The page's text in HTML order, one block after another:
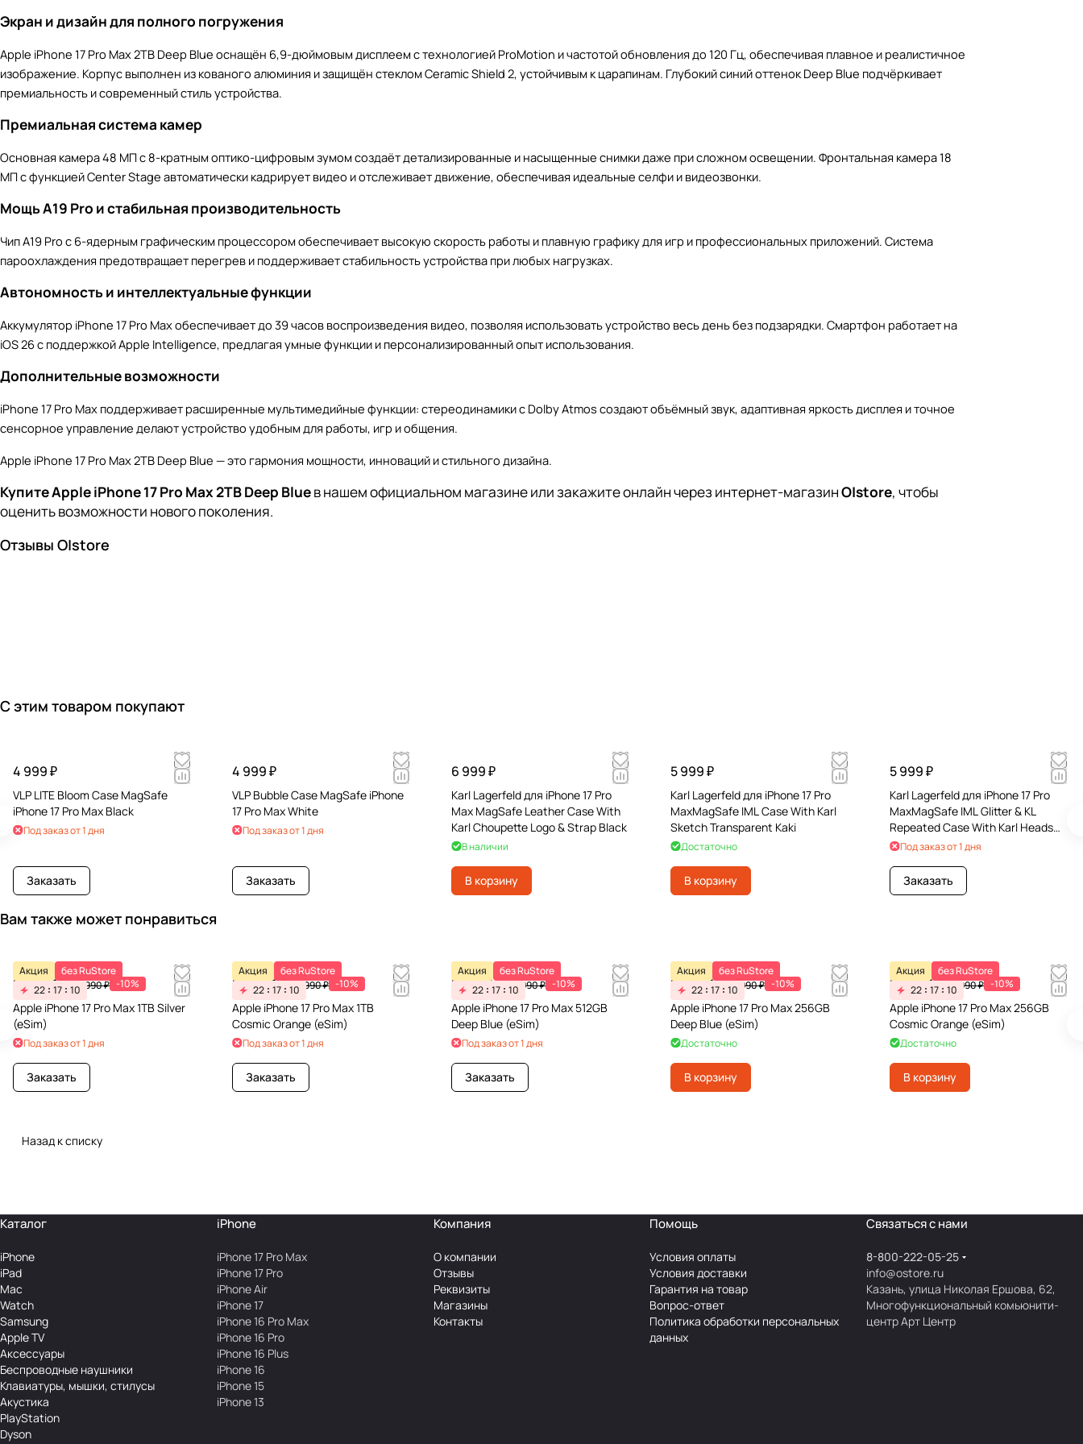
Экран и дизайн для полного погружения
Apple iPhone 17 Pro Max 2TB Deep Blue оснащён 6,9-дюймовым дисплеем с технологией ProMotion и частотой обновления до 120 Гц, обеспечивая плавное и реалистичное
изображение. Корпус выполнен из кованого алюминия и защищён стеклом Ceramic Shield 2, устойчивым к царапинам. Глубокий синий оттенок Deep Blue подчёркивает
премиальность и современный стиль устройства.
Премиальная система камер
Основная камера 48 МП с 8-кратным оптико-цифровым зумом создаёт детализированные и насыщенные снимки даже при сложном освещении. Фронтальная камера 18
МП с функцией Center Stage автоматически кадрирует видео и отслеживает движение, обеспечивая идеальные селфи и видеозвонки.
Мощь A19 Pro и стабильная производительность
Чип A19 Pro с 6-ядерным графическим процессором обеспечивает высокую скорость работы и плавную графику для игр и профессиональных приложений. Система
пароохлаждения предотвращает перегрев и поддерживает стабильность устройства при любых нагрузках.
Автономность и интеллектуальные функции
Аккумулятор iPhone 17 Pro Max обеспечивает до 39 часов воспроизведения видео, позволяя использовать устройство весь день без подзарядки. Смартфон работает на
iOS 26 с поддержкой Apple Intelligence, предлагая умные функции и персонализированный опыт использования.
Дополнительные возможности
iPhone 17 Pro Max поддерживает расширенные мультимедийные функции: стереодинамики с Dolby Atmos создают объёмный звук, адаптивная яркость дисплея и точное
сенсорное управление делают устройство удобным для работы, игр и общения.
Apple iPhone 17 Pro Max 2TB Deep Blue — это гармония мощности, инноваций и стильного дизайна.
Купите Apple iPhone 17 Pro Max 2TB Deep Blueв нашем официальном магазине или закажите онлайн через интернет-магазинO|store, чтобы
оценить возможности нового поколения.
Отзывы O|store
С этим товаром покупают
4 999 ₽
VLP LITE Bloom Case MagSafe
iPhone 17 Pro Max Black
Под заказ от 1 дня
Заказать
4 999 ₽
VLP Bubble Case MagSafe iPhone
17 Pro Max White
Под заказ от 1 дня
Заказать
6 999 ₽
Karl Lagerfeld для iPhone 17 Pro
Max MagSafe Leather Case With
Karl Choupette Logo & Strap Black
В наличии
В корзину
5 999 ₽
Karl Lagerfeld для iPhone 17 Pro
MaxMagSafe IML Case With Karl
Sketch Transparent Kaki
Достаточно
В корзину
5 999 ₽
Karl Lagerfeld для iPhone 17 Pro
MaxMagSafe IML Glitter & KL
Repeated Case With Karl Heads
White
Под заказ от 1 дня
Заказать
Вам также может понравиться
Акция
без RuStore
22 17 10
139 491 ₽154 990 ₽ -10%
Apple iPhone 17 Pro Max 1TB Silver
(eSim)
Под заказ от 1 дня
Заказать
Акция
без RuStore
22 17 10
139 491 ₽154 990 ₽ -10%
Apple iPhone 17 Pro Max 1TB
Cosmic Orange (eSim)
Под заказ от 1 дня
Заказать
Акция
без RuStore
22 17 10
121 491 ₽134 990 ₽ -10%
Apple iPhone 17 Pro Max 512GB
Deep Blue (eSim)
Под заказ от 1 дня
Заказать
Акция
без RuStore
22 17 10
107 991 ₽119 990 ₽ -10%
Apple iPhone 17 Pro Max 256GB
Deep Blue (eSim)
Достаточно
В корзину
Акция
без RuStore
22 17 10
107 991 ₽119 990 ₽ -10%
Apple iPhone 17 Pro Max 256GB
Cosmic Orange (eSim)
Достаточно
В корзину
Назад к списку
Каталог
iPhone
iPad
Mac
Watch
Samsung
Apple TV
Аксесcуары
Беcпроводные наушники
Клавиатуры, мышки, стилусы
Акустика
PlayStation
Dyson
iPhone
iPhone 17 Pro Max
iPhone 17 Pro
iPhone Air
iPhone 17
iPhone 16 Pro Max
iPhone 16 Pro
iPhone 16 Plus
iPhone 16
iPhone 15
iPhone 13
Компания
О компании
Отзывы
Реквизиты
Магазины
Контакты
Помощь
Условия оплаты
Условия доставки
Гарантия на товар
Вопрос-ответ
Политика обработки персональных
данных
Связаться с нами
8-800-222-05-25
info@ostore.ru
Казань, улица Николая Ершова, 62,
Многофункциональный комьюнити-
центр Арт Центр